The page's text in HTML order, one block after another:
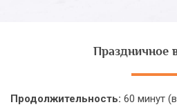
Праздничное
Продолжительность: 60 минут